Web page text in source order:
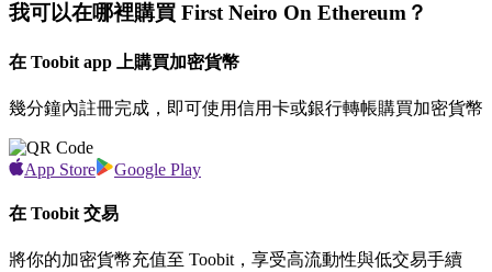
我可以在哪裡購買 First Neiro On Ethereum？
在 Toobit app 上購買加密貨幣
幾分鐘內註冊完成，即可使用信用卡或銀行轉帳購買加密貨幣
App Store Google Play
在 Toobit 交易
將你的加密貨幣充值至 Toobit，享受高流動性與低交易手續